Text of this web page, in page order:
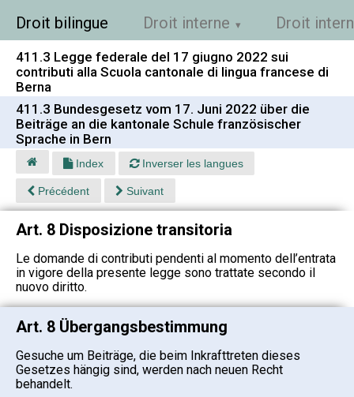
Droit bilingue Droit interne Droit
411.3 Legge federale del 17 giugno 2022 sui
contributi alla Scuola cantonale di lingua francese di
Berna
411.3 Bundesgesetz vom 17. Juni 2022 über die
Beiträge an die kantonale Schule französischer
Sprache in Bern
Index Inverser les langues
Précédent Suivant
Art. 8 Disposizione transitoria
Le domande di contributi pendenti al momento dell’entrata
in vigore della presente legge sono trattate secondo il
nuovo diritto.
Art. 8 Übergangsbestimmung
Gesuche um Beiträge, die beim Inkrafttreten dieses
Gesetzes hängig sind, werden nach neuen Recht
behandelt.